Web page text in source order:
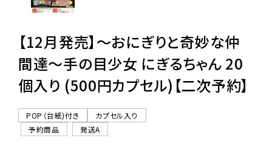
【12月発売】〜おにぎりと奇妙な仲
間達〜手の目少女 にぎるちゃん 20
個入り (500円カプセル)【二次予約】
POP（台紙)付き
カプセル入り
予約商品
発送A